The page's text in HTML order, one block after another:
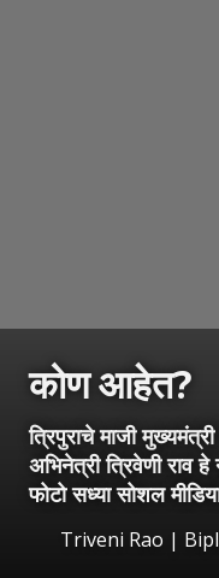
कोण आहेत?
त्रिपुराचे माजी
अभिनेत्री त्रिवेणी राव
फोटो सध्या सोशल
Triveni Rao |